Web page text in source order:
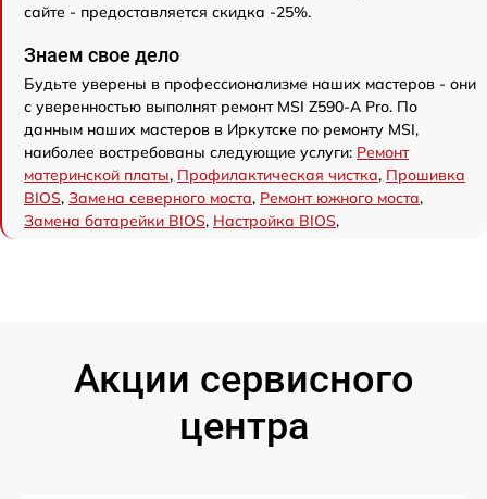
сайте - предоставляется скидка -25%.
Знаем свое дело
Будьте уверены в профессионализме наших мастеров - они
с уверенностью выполнят ремонт MSI Z590-A Pro. По
данным наших мастеров в Иркутске по ремонту MSI,
наиболее востребованы следующие услуги: Ремонт
материнской платы, Профилактическая чистка, Прошивка
BIOS, Замена северного моста, Ремонт южного моста,
Замена батарейки BIOS, Настройка BIOS,
Акции сервисного
центра